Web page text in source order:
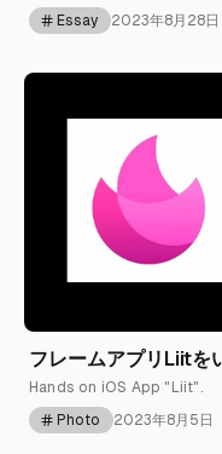
Essay 2023年8月28日
フレームアプリLiitを
Hands on iOS App "Liit".
Photo
2023年8月5日